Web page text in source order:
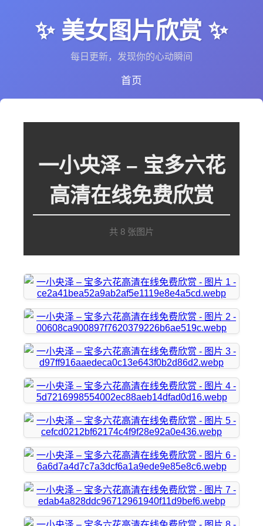
✨ 美女图片欣赏 ✨
每日更新，发现你的心动瞬间
首页
一小央泽 – 宝多六花
高清在线免费欣赏
共 8 张图片